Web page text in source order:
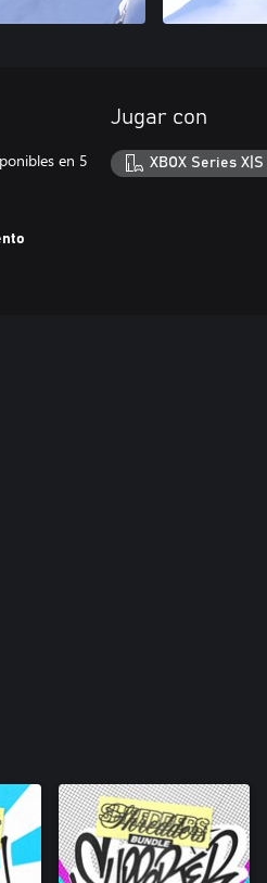
en 5
Jugar con
XBOX Series X|S